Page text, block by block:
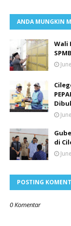
ANDA MUNGKIN
Wali
di
POSTING
0 Komentar